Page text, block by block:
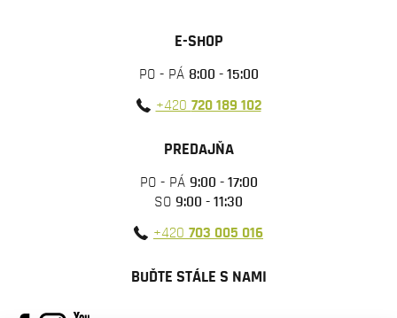
E-SHOP
PO - PÁ 8:00 - 15:00
+420 720 189 102
PREDAJŇA
PO - PÁ 9:00 - 17:00
SO 9:00 - 11:30
+420 703 005 016
BUĎTE STÁLE S NAMI